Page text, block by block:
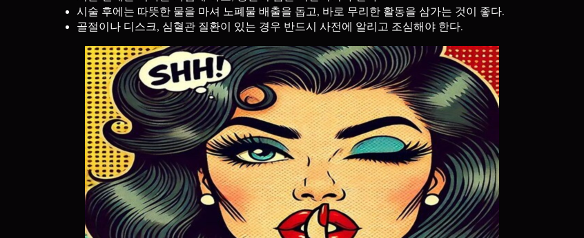
시술 후에는 따뜻한 물을 마셔 노폐물 배출을 돕고, 바로 무리한 활동을 삼가는 것이 좋다.
골절이나 디스크, 심혈관 질환이 있는 경우 반드시 사전에 알리고 조심해야 한다.